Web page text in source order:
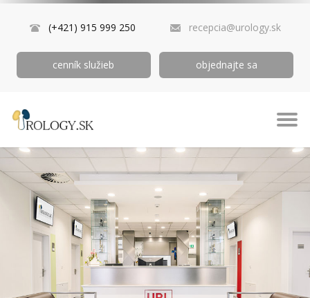
(+421) 915 999 250 recepcia@urology.sk
cenník služieb objednajte sa